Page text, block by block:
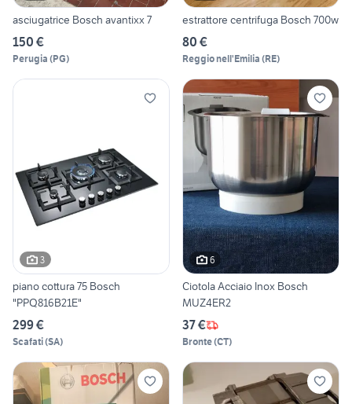
asciugatrice Bosch avantixx 7
150 €
Perugia (PG)
estrattore centrifuga Bosch 700w
80 €
Reggio nell'Emilia (RE)
3
piano cottura 75 Bosch
"PPQ816B21E"
299 €
Scafati(SA)
6
Ciotola Acciaio Inox Bosch
MUZ4ER2
37 €
Bronte(CT)